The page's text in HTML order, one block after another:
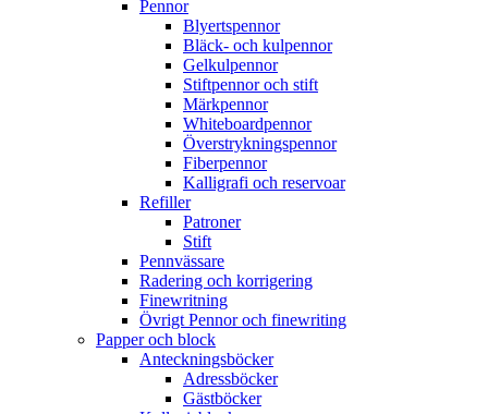
Pennor
Blyertspennor
Bläck- och kulpennor
Gelkulpennor
Stiftpennor och stift
Märkpennor
Whiteboardpennor
Överstrykningspennor
Fiberpennor
Kalligrafi och reservoar
Refiller
Patroner
Stift
Pennvässare
Radering och korrigering
Finewritning
Övrigt Pennor och finewriting
Papper och block
Anteckningsböcker
Adressböcker
Gästböcker